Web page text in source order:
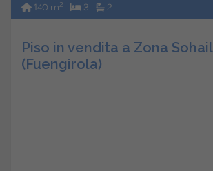
140 m2 3 2
Piso in vendita a Zona Sohail
(Fuengirola)